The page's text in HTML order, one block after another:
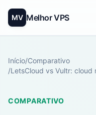
MV Melhor VPS
Início/Comparativo
/LetsCloud vs Vultr: cloud
COMPARATIVO